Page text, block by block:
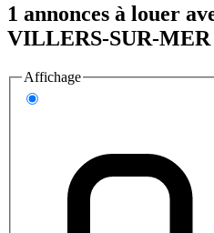
1 annonces à louer
VILLERS-SUR-MER
Affichage